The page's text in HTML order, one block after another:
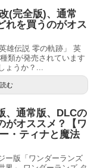
(完全版)、通常
れを買うのがオス
雄伝説 零の軌跡」 英
類が発売されています
ょうか？...
む
、通常版、DLCの
がオススメ？【ワ
・ティナと魔法
ー版「ワンダーランズ